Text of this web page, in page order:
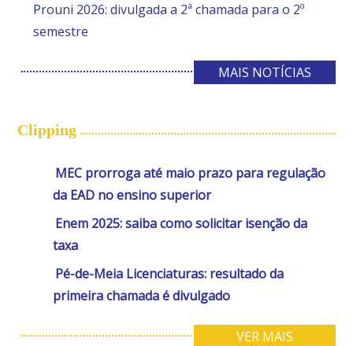
Prouni 2026: divulgada a 2ª chamada para o 2º
semestre
MAIS NOTÍCIAS
Clipping
MEC prorroga até maio prazo para regulação
da EAD no ensino superior
Enem 2025: saiba como solicitar isenção da
taxa
Pé-de-Meia Licenciaturas: resultado da
primeira chamada é divulgado
VER MAIS